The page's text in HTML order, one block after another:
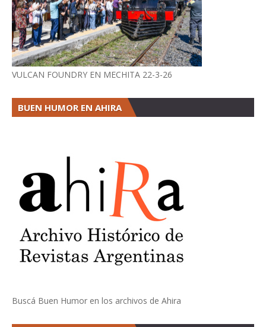
VULCAN FOUNDRY EN MECHITA 22-3-26
BUEN HUMOR EN AHIRA
Buscá Buen Humor en los archivos de Ahira